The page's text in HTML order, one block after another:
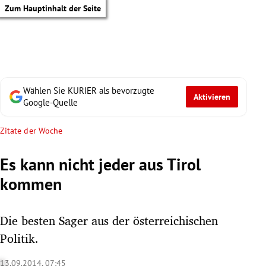
Zum Hauptinhalt der Seite
Wählen Sie KURIER als bevorzugte
Google-Quelle
Aktivieren
Zitate der Woche
Es kann nicht jeder aus Tirol
kommen
Die besten Sager aus der österreichischen
Politik.
13.09.2014, 07:45